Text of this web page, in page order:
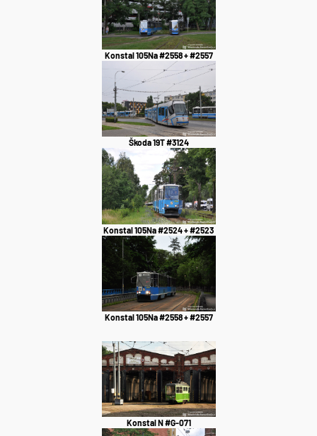
Konstal 105Na #2558 + #2557
Škoda 19T #3124
Konstal 105Na #2524 + #2523
Konstal 105Na #2558 + #2557
Konstal N #G-071